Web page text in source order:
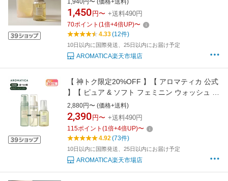
ズマリー エッセンシャル オイル 精油 潤い 保湿
手洗い 手荒れ 石鹸 シトラス フレッシュ 爽やか
1,940円〜 (価格+送料)
1,450 円〜 +送料490円
70ポイント (1倍+4倍UP)〜
4.33(12件)
10日以内に国際発送、25日以内にお届け予定
AROMATICA楽天市場店
【 神トク限定20%OFF 】【 アロマティカ 公式
】【 ピュア & ソフト フェミニン ウォッシュ 選
べる 2種 】 デリケートゾーン ソープ ボディケ
ア フェムケア 敏感肌 VIO 陰部 かゆみ 臭い対策
不快感 ミスト 清潔 保湿 弱酸性 便利 生理 ニオ
イ 韓国 コスメ AROMATICA
2,880円〜 (価格+送料)
2,390 円〜 +送料490円
115ポイント (1倍+4倍UP)〜
4.92(73件)
10日以内に国際発送、25日以内にお届け予定
AROMATICA楽天市場店